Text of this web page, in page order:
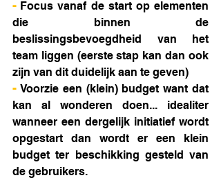
- Focus vanaf de start op elementen
die binnen de
beslissingsbevoegdheid van het
team liggen (eerste stap kan dan ook
zijn van dit duidelijk aan te geven)
- Voorzie een (klein) budget want dat
kan al wonderen doen... idealiter
wanneer een dergelijk initiatief wordt
opgestart dan wordt er een klein
budget ter beschikking gesteld van
de gebruikers.